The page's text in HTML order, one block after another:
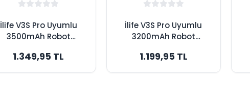
İlife V3S Pro Uyumlu
3500mAh Robot
Maksimum Kapasite
1.349,95 TL
İlife V3S Pro Uyumlu
3200mAh Robot
Yüksek Kapasite
1.199,95 TL